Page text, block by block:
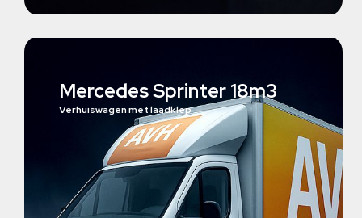
Mercedes Sprinter 18m3
Verhuiswagen met laadklep